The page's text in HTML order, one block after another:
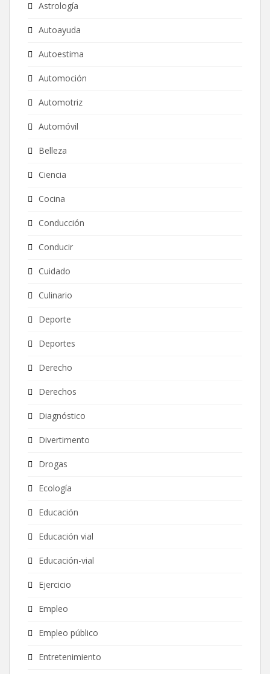
Astrología
Autoayuda
Autoestima
Automoción
Automotriz
Automóvil
Belleza
Ciencia
Cocina
Conducción
Conducir
Cuidado
Culinario
Deporte
Deportes
Derecho
Derechos
Diagnóstico
Divertimento
Drogas
Ecología
Educación
Educación vial
Educación-vial
Ejercicio
Empleo
Empleo público
Entretenimiento